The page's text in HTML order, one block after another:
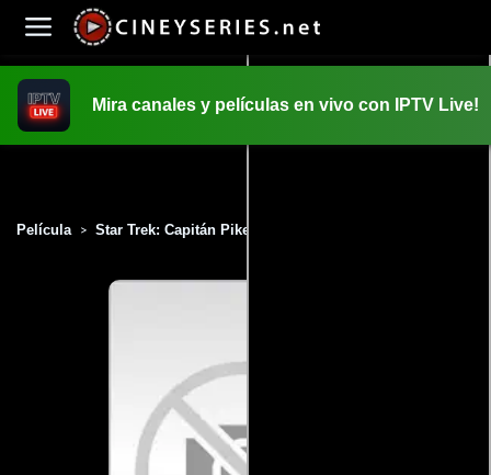
Mira canales y películas en vivo con IPTV Live!
Película > Star Trek: Capitán Pike (2016)